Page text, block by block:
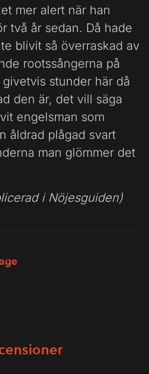
mer alert när han
två år sedan. Då hade
blivit så överraskad av
rootssångerna på
stunder här då
den är, det vill säga
engelsman som
åldrad plågad svart
man glömmer det
i Nöjesguiden)